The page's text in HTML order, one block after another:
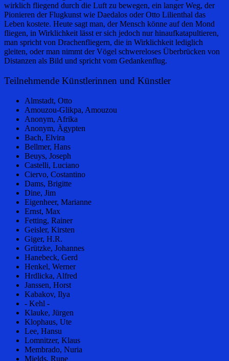
wirklich fliegend durch die Luft zu bewegen, ein langer Weg, der
Pionieren der Flugkunst wie Daedalos oder Otto Lilienthal das
Leben kostete. Heute sagt man, der Mensch könne auf den Mond
fliegen, in Wirklichkeit lässt er sich jedoch nur hinaufkatapultieren,
man spricht von Drachenfliegern, die in Wirklichkeit lediglich
gleiten, oder man nimmt der Vögel schwereloses Überbrücken von
Distanzen als Bild und spricht vom Gedankenflug.
Teilnehmende Künstlerinnen und Künstler
Almstadt, Otto
Amouzou-Glikpa, Amouzou
Anonym, Afrika
Anonym, Ägypten
Bach, Elvira
Bellmer, Hans
Beuys, Joseph
Castelli, Luciano
Ciervo, Costantino
Dams, Brigitte
Dine, Jim
Eigenheer, Marianne
Ernst, Max
Fetting, Rainer
Geisler, Kirsten
Giger, H.R.
Grützke, Johannes
Hanebeck, Gerd
Henkel, Werner
Hrdlicka, Alfred
Janssen, Horst
Kabakov, Ilya
- Kehl -
Klauke, Jürgen
Klophaus, Ute
Lee, Hansu
Lomnitzer, Klaus
Membrado, Nuria
Mields, Rune